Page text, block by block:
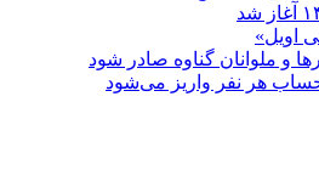
اویل»
و ملوانان گناوه صادر شود